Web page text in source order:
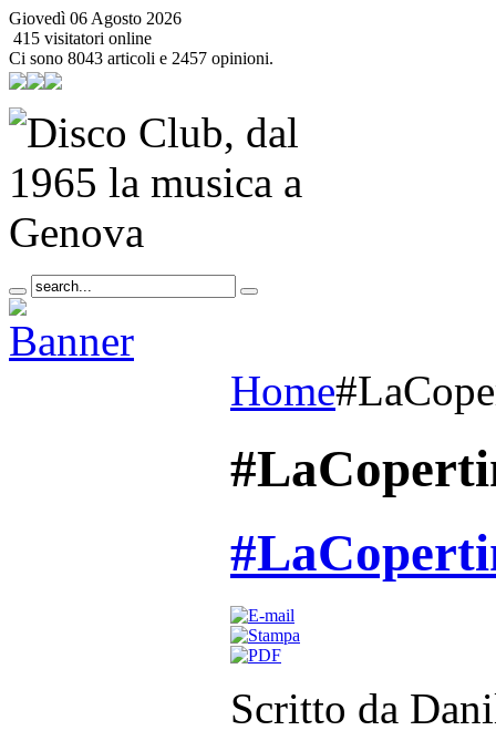
Giovedì 06 Agosto 2026
415 visitatori online
Ci sono 8043 articoli e 2457 opinioni.
Home
Scritto da